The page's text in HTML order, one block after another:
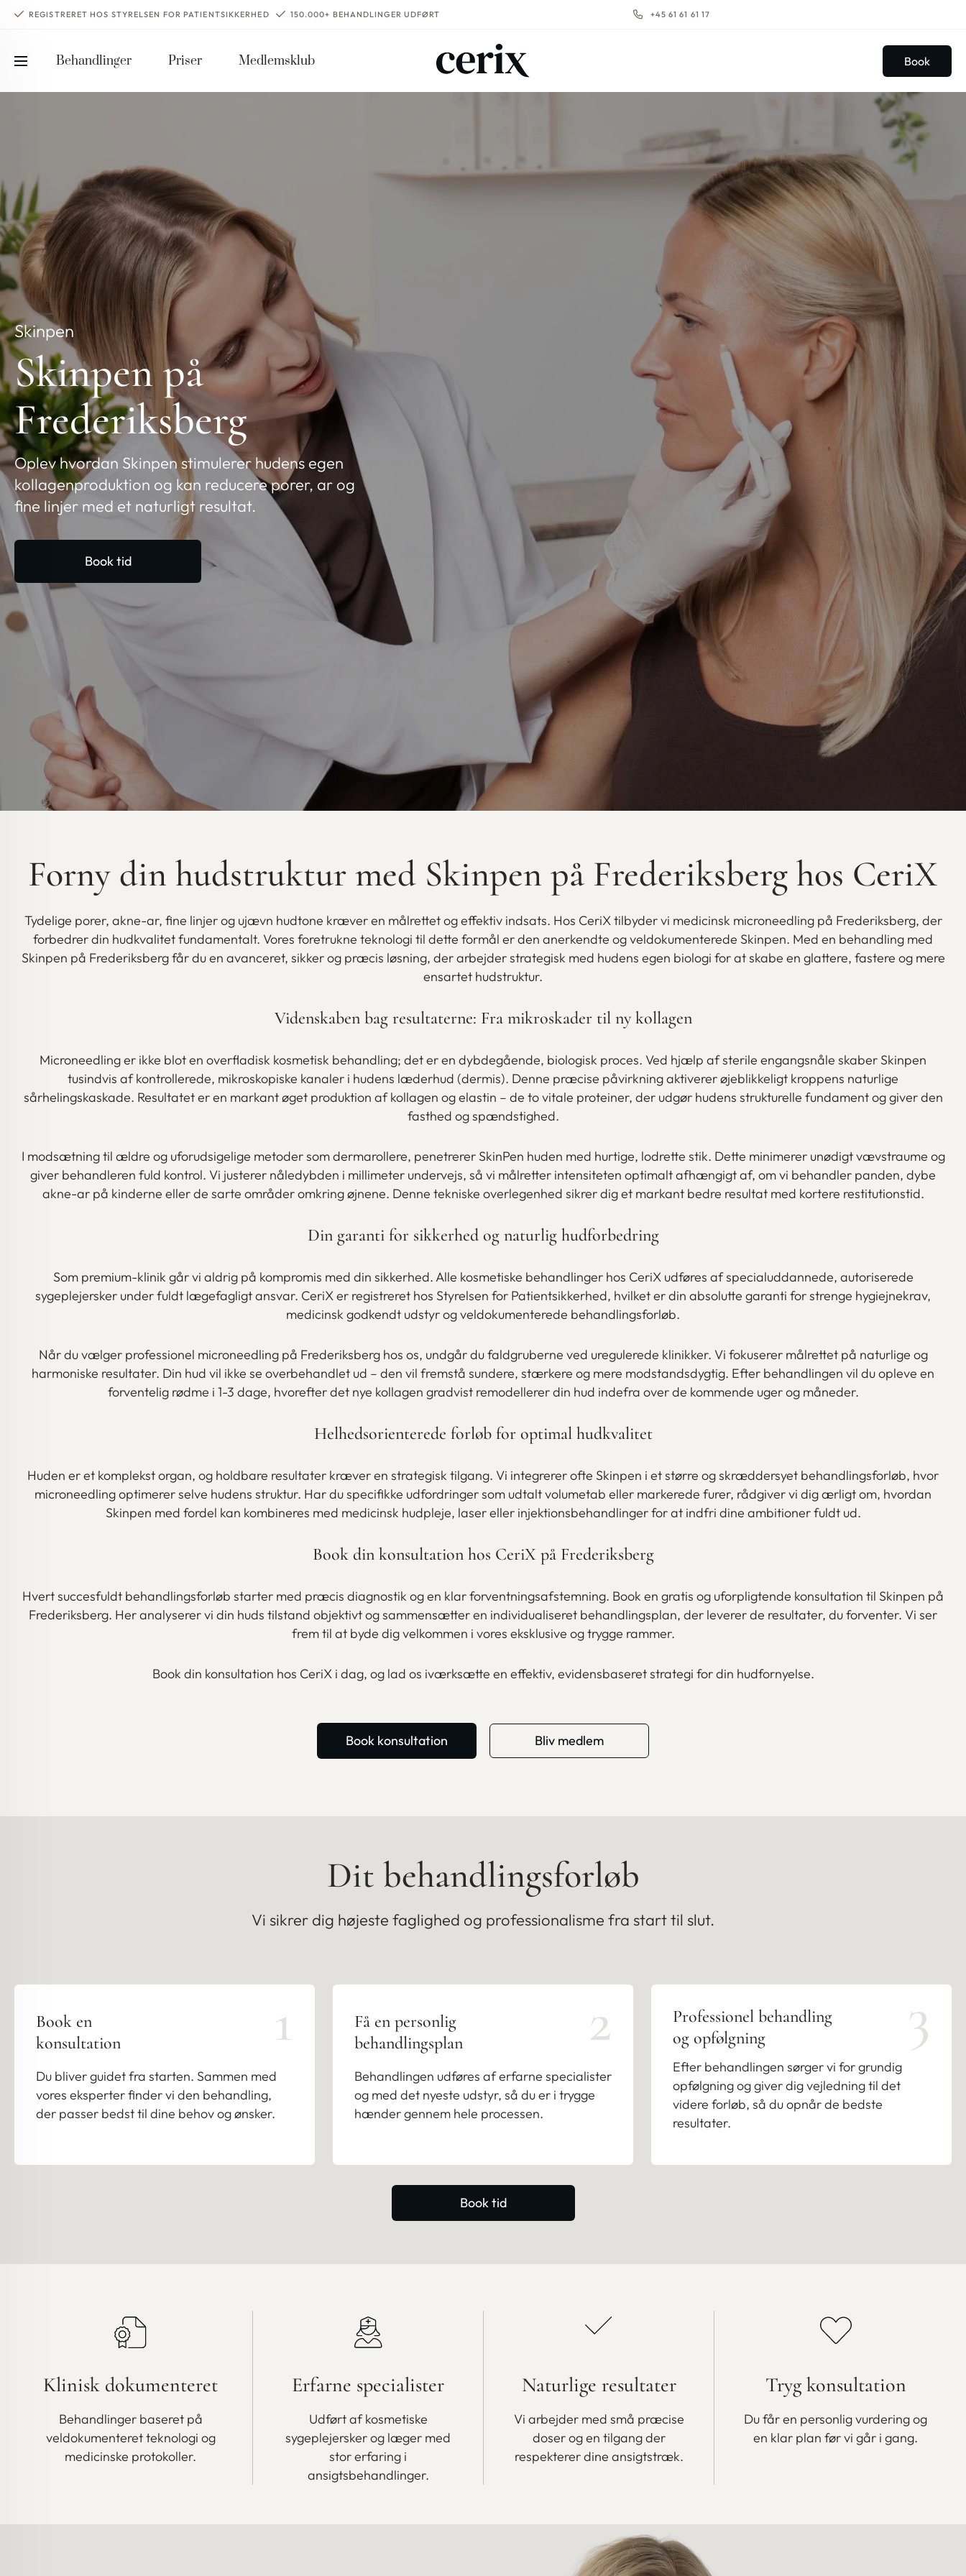
REGISTRERET HOS STYRELSEN FOR PATIENTSIKKERHED 150.000+ BEHANDLINGER UDFØRT +45 61 61 61 17
Behandlinger Priser Medlemsklub Book
Skinpen
Skinpen på
Frederiksberg
Oplev hvordan Skinpen stimulerer hudens egen
kollagenproduktion og kan reducere porer, ar og
fine linjer med et naturligt resultat.
Book tid
Forny din hudstruktur med Skinpen på Frederiksberg hos CeriX
Tydelige porer, akne-ar, fine linjer og ujævn hudtone kræver en målrettet og effektiv indsats. Hos CeriX tilbyder vi medicinsk microneedling på Frederiksberg, der
forbedrer din hudkvalitet fundamentalt. Vores foretrukne teknologi til dette formål er den anerkendte og veldokumenterede Skinpen. Med en behandling med
Skinpen på Frederiksberg får du en avanceret, sikker og præcis løsning, der arbejder strategisk med hudens egen biologi for at skabe en glattere, fastere og mere
ensartet hudstruktur.
Videnskaben bag resultaterne: Fra mikroskader til ny kollagen
Microneedling er ikke blot en overfladisk kosmetisk behandling; det er en dybdegående, biologisk proces. Ved hjælp af sterile engangsnåle skaber Skinpen
tusindvis af kontrollerede, mikroskopiske kanaler i hudens læderhud (dermis). Denne præcise påvirkning aktiverer øjeblikkeligt kroppens naturlige
sårhelingskaskade. Resultatet er en markant øget produktion af kollagen og elastin – de to vitale proteiner, der udgør hudens strukturelle fundament og giver den
fasthed og spændstighed.
I modsætning til ældre og uforudsigelige metoder som dermarollere, penetrerer SkinPen huden med hurtige, lodrette stik. Dette minimerer unødigt vævstraume og
giver behandleren fuld kontrol. Vi justerer nåledybden i millimeter undervejs, så vi målretter intensiteten optimalt afhængigt af, om vi behandler panden, dybe
akne-ar på kinderne eller de sarte områder omkring øjnene. Denne tekniske overlegenhed sikrer dig et markant bedre resultat med kortere restitutionstid.
Din garanti for sikkerhed og naturlig hudforbedring
Som premium-klinik går vi aldrig på kompromis med din sikkerhed. Alle kosmetiske behandlinger hos CeriX udføres af specialuddannede, autoriserede
sygeplejersker under fuldt lægefagligt ansvar. CeriX er registreret hos Styrelsen for Patientsikkerhed, hvilket er din absolutte garanti for strenge hygiejnekrav,
medicinsk godkendt udstyr og veldokumenterede behandlingsforløb.
Når du vælger professionel microneedling på Frederiksberg hos os, undgår du faldgruberne ved uregulerede klinikker. Vi fokuserer målrettet på naturlige og
harmoniske resultater. Din hud vil ikke se overbehandlet ud – den vil fremstå sundere, stærkere og mere modstandsdygtig. Efter behandlingen vil du opleve en
forventelig rødme i 1-3 dage, hvorefter det nye kollagen gradvist remodellerer din hud indefra over de kommende uger og måneder.
Helhedsorienterede forløb for optimal hudkvalitet
Huden er et komplekst organ, og holdbare resultater kræver en strategisk tilgang. Vi integrerer ofte Skinpen i et større og skræddersyet behandlingsforløb, hvor
microneedling optimerer selve hudens struktur. Har du specifikke udfordringer som udtalt volumetab eller markerede furer, rådgiver vi dig ærligt om, hvordan
Skinpen med fordel kan kombineres med medicinsk hudpleje, laser eller injektionsbehandlinger for at indfri dine ambitioner fuldt ud.
Book din konsultation hos CeriX på Frederiksberg
Hvert succesfuldt behandlingsforløb starter med præcis diagnostik og en klar forventningsafstemning. Book en gratis og uforpligtende konsultation til Skinpen på
Frederiksberg. Her analyserer vi din huds tilstand objektivt og sammensætter en individualiseret behandlingsplan, der leverer de resultater, du forventer. Vi ser
frem til at byde dig velkommen i vores eksklusive og trygge rammer.
Book din konsultation hos CeriX i dag, og lad os iværksætte en effektiv, evidensbaseret strategi for din hudfornyelse.
Book konsultation Bliv medlem
Dit behandlingsforløb
Vi sikrer dig højeste faglighed og professionalisme fra start til slut.
Book en
konsultation
1
Du bliver guidet fra starten. Sammen med
vores eksperter finder vi den behandling,
der passer bedst til dine behov og ønsker.
Få en personlig
behandlingsplan
2
Behandlingen udføres af erfarne specialister
og med det nyeste udstyr, så du er i trygge
hænder gennem hele processen.
Professionel behandling
og opfølgning
3
Efter behandlingen sørger vi for grundig
opfølgning og giver dig vejledning til det
videre forløb, så du opnår de bedste
resultater.
Book tid
Klinisk dokumenteret
Behandlinger baseret på
veldokumenteret teknologi og
medicinske protokoller.
Erfarne specialister
Udført af kosmetiske
sygeplejersker og læger med
stor erfaring i
ansigtsbehandlinger.
Naturlige resultater
Vi arbejder med små præcise
doser og en tilgang der
respekterer dine ansigtstræk.
Tryg konsultation
Du får en personlig vurdering og
en klar plan før vi går i gang.